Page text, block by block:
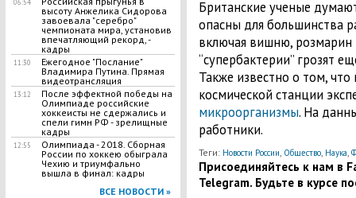
06:54
высоту Анжелика Сидорова
завоевала "серебро"
чемпионата мира, установив
впечатляющий рекорд, -
кадры
11:30
Ежегодное "Послание"
Владимира Путина. Прямая
видеотрансляция
13:12
После эффектной победы на
Олимпиаде российские
хоккеисты не сдержались и
спели гимн РФ - зрелищные
кадры
12:55
Олимпиада - 2018. Сборная
России по хоккею обыграла
Чехию и триумфально
вышла в финал: кадры
ВСЕ НОВОСТИ »
Британские ученые
опасны для большинства
включая вишню,
“супербактерии” грозят
Также известно о том,
космической станции
микроорганизмы. На
работники.
Теги: Новости России, Общество, Наука,
Присоединяйтесь к нам в
Telegram. Будьте в курсе